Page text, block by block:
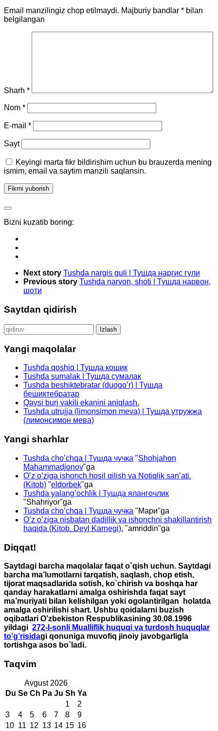
Email manzilingiz chop etilmaydi. Majburiy bandlar * bilan
belgilangan
Sharh *
Nom *
E-mail *
Sayt
Keyingi marta fikr bildirishim uchun bu brauzerda mening
ismim, email va saytim manzili saqlansin.
Bizni kuzatib boring:
Next story Tushda nargis guli | Тушда наргис гули
Previous story Tushda narvon, shoti | Тушда нарвон,
шоти
Saytdan qidirish
Qidirshish:
Yangi maqolalar
Tushda qoshiq | Тушда кошик
Tushda sumalak | Тушда сумалак
Tushda beshiktebratar (duogo’r) | Тушда
бешиктебратар
Qaysi burj vakili ekanini aniqlash.
Tushda utrujja (limonsimon meva) | Тушда утружжа
(лимонсимон мева)
Yangi sharhlar
Tushda cho’chqa | Тушда чучка "Shohjahon
Mahammadjonov"ga
O’z o’ziga ishonch hosil qilish va Notiqlik san’ati.
(Kitob) "eldorbek"ga
Tushda yalang’ochlik | Тушда ялангочлик
"Shahriyor"ga
Tushda cho’chqa | Тушда чучка "Мари"ga
O’z o’ziga nisbatan dadillik va ishonchni shakillantirish
haqida (Kitob. Deyl Karnegi). "amriddin"ga
Diqqat!
Saytdagi barcha maqolalar faqat o`qish uchun. Saytdagi
barcha ma’lumotlarni tarqatish, saqlash, chop etish,
tijorat maqsadlarida sotish, ko`chirish va boshqa har
qanday harakatlarni amalga oshirishda faqat sayt
ma’muriyati bilan kelishilgan yoki ogolantirilgan holatda
amalga oshirilishi shart. Ushbu qoidalarni buzish
oqibatlari O’zbekiston Respublikasining 30.08.1996
yildagi 272-I-sonli Mualliflik huquqi va turdosh huquqlar
to’g’risidagi qonuniga muvofiq jinoiy javobgarligla
tortishga asos bo`ladi.
Taqvim
Avgust 2026
Du Se Ch Pa Ju Sh Ya
1
2
3
4 5 6 7 8
9
10 11 12 13 14 15 16